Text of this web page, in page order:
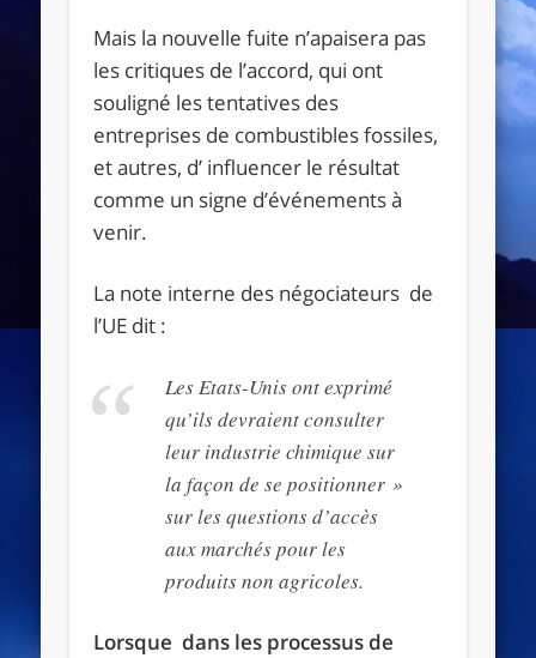
Mais la nouvelle fuite n’apaisera pas
les critiques de l’accord, qui ont
souligné les tentatives des
entreprises de combustibles fossiles,
et autres, d’ influencer le résultat
comme un signe d’événements à
venir.
La note interne des négociateurs de
l’UE dit :
Les Etats-Unis ont exprimé
qu’ils devraient consulter
leur industrie chimique sur
la façon de se positionner »
sur les questions d’accès
aux marchés pour les
produits non agricoles.
Lorsque dans les processus de